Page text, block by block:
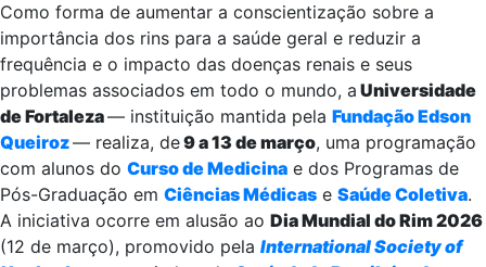
Como forma de aumentar a conscientização sobre a
importância dos rins para a saúde geral e reduzir a
frequência e o impacto das doenças renais e seus
problemas associados em todo o mundo, a Universidade
de Fortaleza— instituição mantida pela Fundação Edson
Queiroz— realiza, de9 a 13 de março, uma programação
com alunos do Curso de Medicina e dos Programas de
Pós-Graduação em Ciências Médicas e Saúde Coletiva.
A iniciativa ocorre em alusão ao Dia Mundial do Rim 2026
(12 de março), promovido pela International Society of